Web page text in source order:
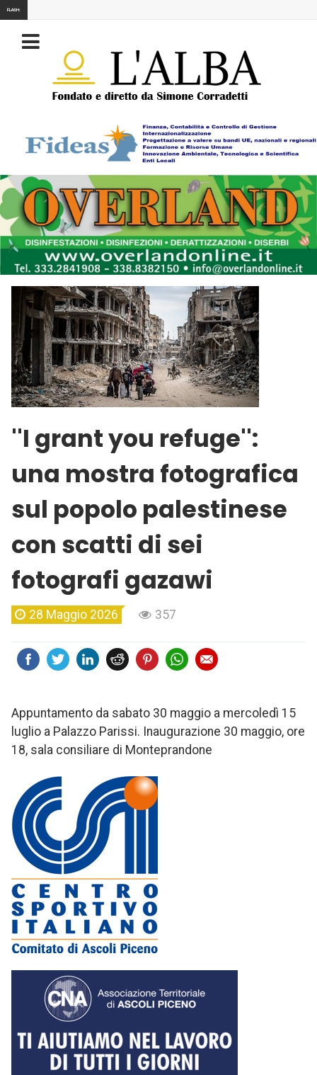
FLASH:
''I grant you refuge'':
una mostra fotografica
sul popolo palestinese
con scatti di sei
fotografi gazawi
28 Maggio 2026 357
Appuntamento da sabato 30 maggio a mercoledì 15
luglio a Palazzo Parissi. Inaugurazione 30 maggio, ore
18, sala consiliare di Monteprandone